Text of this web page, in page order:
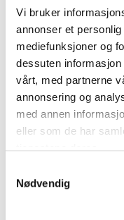
Vi bruker
annonser et
mediefunksjoner og
dessuten
vårt, med partnerne
annonsering og
med annen
eller som de har
tjenestene deres.
Nødvendig
og
løsemiddel
virksomhet.
arbeidsforhold i
Flisa Trykkeri ønsker
arbeidet med
samarbeidspartnere
å være en ressurs